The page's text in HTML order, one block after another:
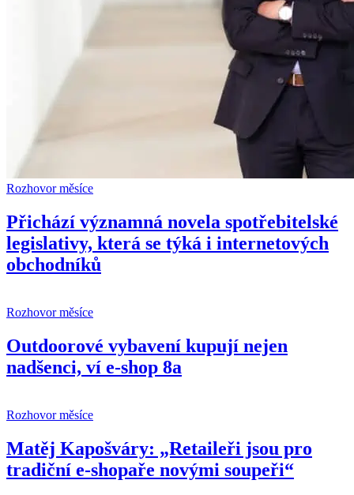
Rozhovor měsíce
Přichází významná novela spotřebitelské
legislativy, která se týká i internetových
obchodníků
Rozhovor měsíce
Outdoorové vybavení kupují nejen
nadšenci, ví e-shop 8a
Rozhovor měsíce
Matěj Kapošváry: „Retaileři jsou pro
tradiční e-shopaře novými soupeři“